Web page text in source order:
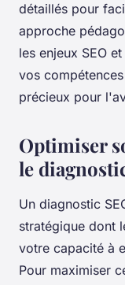
détaillés pour
approche
les enjeux SEO
vos
précieux pour
Optimiser
le
Un diagnostic
stratégique dont
votre capacité à
Pour maximiser